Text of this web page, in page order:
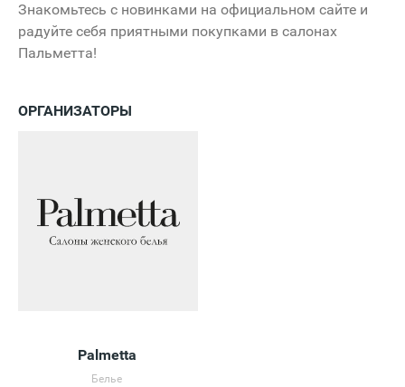
Знакомьтесь с новинками на официальном сайте и
радуйте себя приятными покупками в салонах
Пальметта!
ОРГАНИЗАТОРЫ
Palmetta
Белье